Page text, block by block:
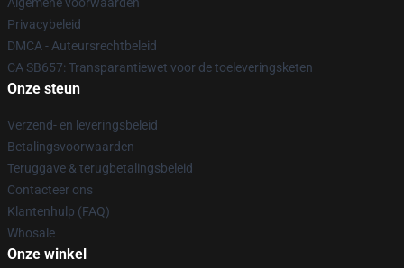
Privacybeleid
DMCA - Auteursrechtbeleid
CA SB657: Transparantiewet voor de toeleveringsketen
Onze steun
Verzend- en leveringsbeleid
Betalingsvoorwaarden
Teruggave & terugbetalingsbeleid
Contacteer ons
Klantenhulp (FAQ)
Whosale
Onze winkel